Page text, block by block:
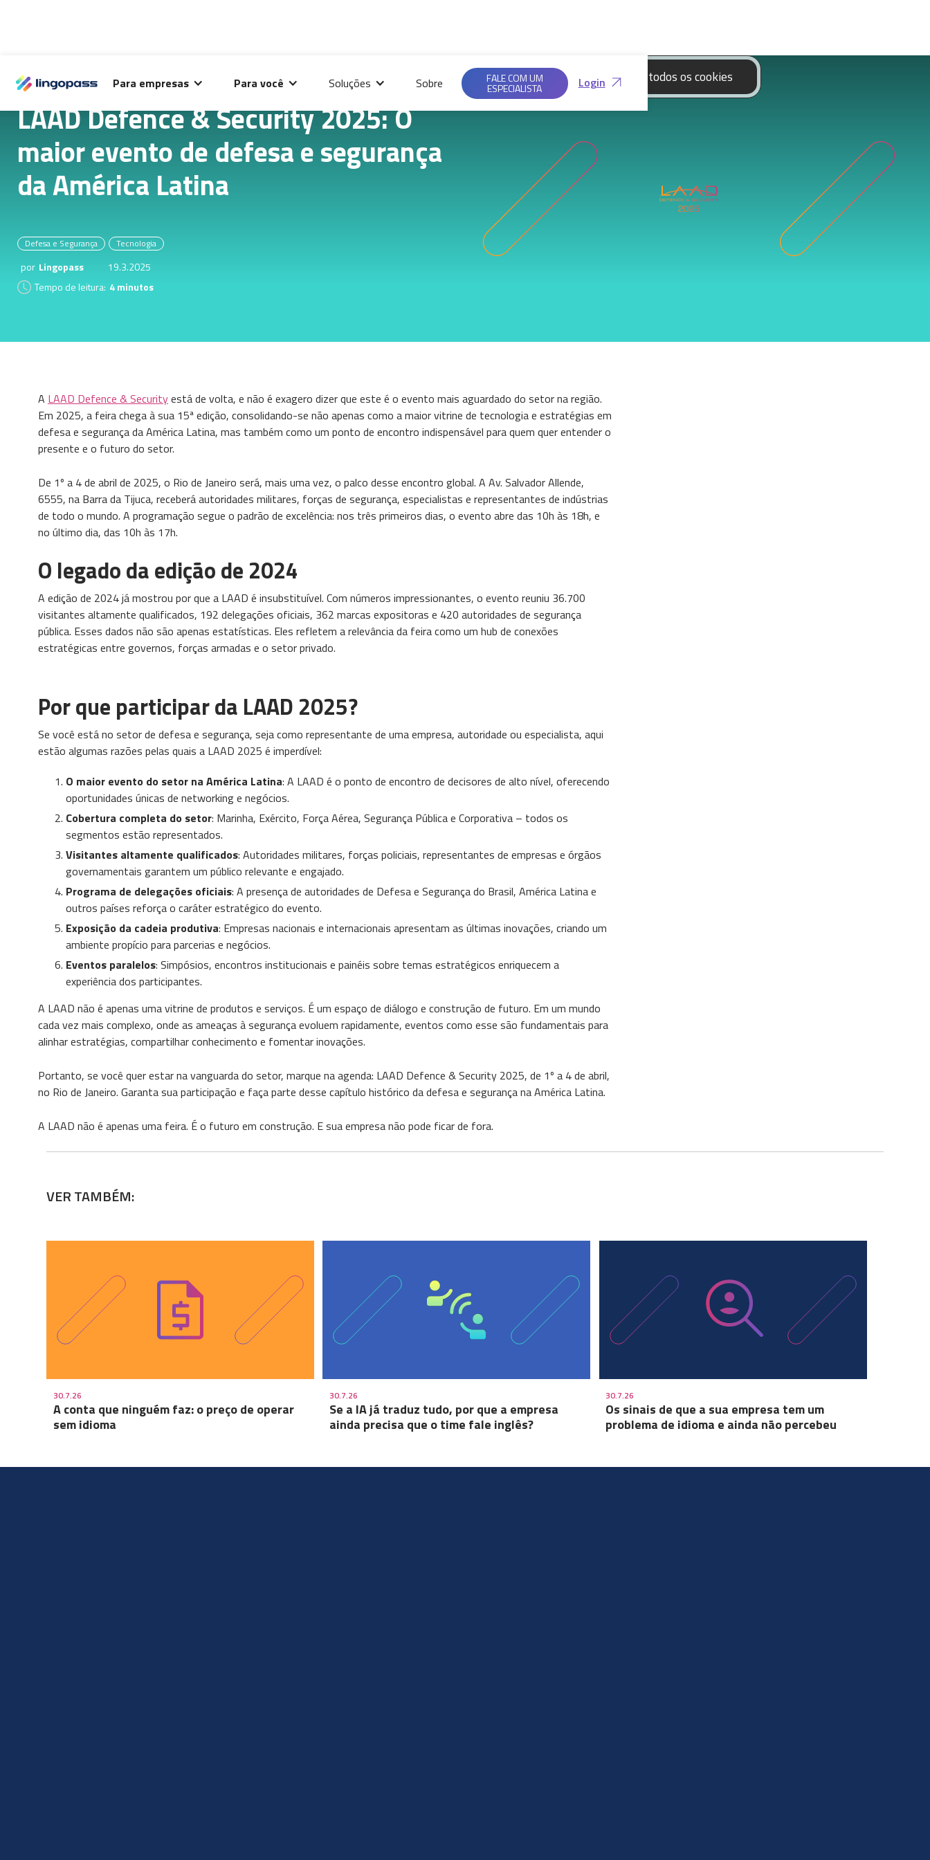
Para empresas Para você Soluções Sobre FALE COM UM
ESPECIALISTA Login
deste site e melhorar sua experiência de navegação.
Saiba mais em nossas
Políticas de
Privacidade.
Aceitar todos os cookies
LAAD Defence & Security 2025: O
maior evento de defesa e segurança
da América Latina
Defesa e Segurança Tecnologia
por Lingopass
19.3.2025
Tempo de leitura: 4 minutos
A LAAD Defence & Securityestá de volta, e não é exagero dizer que este é o evento mais aguardado do setor na região.
Em 2025, a feira chega à sua 15ª edição, consolidando-se não apenas como a maior vitrine de tecnologia e estratégias em
defesa e segurança da América Latina, mas também como um ponto de encontro indispensável para quem quer entender o
presente e o futuro do setor.
De 1º a 4 de abril de 2025, o Rio de Janeiro será, mais uma vez, o palco desse encontro global. A Av. Salvador Allende,
6555, na Barra da Tijuca, receberá autoridades militares, forças de segurança, especialistas e representantes de indústrias
de todo o mundo. A programação segue o padrão de excelência: nos três primeiros dias, o evento abre das 10h às 18h, e
no último dia, das 10h às 17h.
O legado da edição de 2024
A edição de 2024 já mostrou por que a LAAD é insubstituível. Com números impressionantes, o evento reuniu 36.700
visitantes altamente qualificados, 192 delegações oficiais, 362 marcas expositoras e 420 autoridades de segurança
pública. Esses dados não são apenas estatísticas. Eles refletem a relevância da feira como um hub de conexões
estratégicas entre governos, forças armadas e o setor privado.
Por que participar da LAAD 2025?
Se você está no setor de defesa e segurança, seja como representante de uma empresa, autoridade ou especialista, aqui
estão algumas razões pelas quais a LAAD 2025 é imperdível:
O maior evento do setor na América Latina: A LAAD é o ponto de encontro de decisores de alto nível, oferecendo
oportunidades únicas de networking e negócios.
Cobertura completa do setor: Marinha, Exército, Força Aérea, Segurança Pública e Corporativa – todos os
segmentos estão representados.
Visitantes altamente qualificados: Autoridades militares, forças policiais, representantes de empresas e órgãos
governamentais garantem um público relevante e engajado.
Programa de delegações oficiais: A presença de autoridades de Defesa e Segurança do Brasil, América Latina e
outros países reforça o caráter estratégico do evento.
Exposição da cadeia produtiva: Empresas nacionais e internacionais apresentam as últimas inovações, criando um
ambiente propício para parcerias e negócios.
Eventos paralelos: Simpósios, encontros institucionais e painéis sobre temas estratégicos enriquecem a
experiência dos participantes.
A LAAD não é apenas uma vitrine de produtos e serviços. É um espaço de diálogo e construção de futuro. Em um mundo
cada vez mais complexo, onde as ameaças à segurança evoluem rapidamente, eventos como esse são fundamentais para
alinhar estratégias, compartilhar conhecimento e fomentar inovações.
Portanto, se você quer estar na vanguarda do setor, marque na agenda: LAAD Defence & Security 2025, de 1º a 4 de abril,
no Rio de Janeiro. Garanta sua participação e faça parte desse capítulo histórico da defesa e segurança na América Latina.
A LAAD não é apenas uma feira. É o futuro em construção. E sua empresa não pode ficar de fora.
VER TAMBÉM:
30.7.26
A conta que ninguém faz: o preço de operar
sem idioma
30.7.26
Se a IA já traduz tudo, por que a empresa
ainda precisa que o time fale inglês?
30.7.26
Os sinais de que a sua empresa tem um
problema de idioma e ainda não percebeu